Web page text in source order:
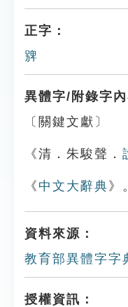
正字：
㗗
異體字/附錄字內
〔關鍵文獻〕
《清．朱駿聲．
《 中文大辭典 》
資料來源：
教育部異體字字
授權資訊：